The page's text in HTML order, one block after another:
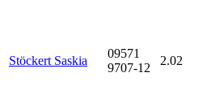
Stöckert Saskia
09571
9707-12
2.02